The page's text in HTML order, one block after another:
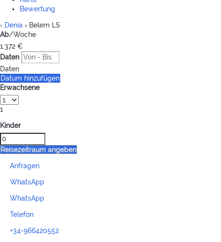
Bewertung
› Denia › Belem LS
Ab/Woche
1.372 €
Daten
Daten
Datum hinzufügen
Erwachsene
1
Kinder
Reisezeitraum angeben
Anfragen
WhatsApp
WhatsApp
Telefon
+34-966420552